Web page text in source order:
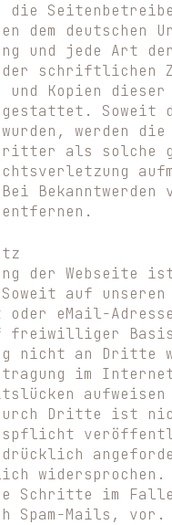
die
dem deutschen
und jede Art
der schriftlichen
und Kopien
gestattet.
werden die
als solche
entfernen.
der Webseite
auf unseren
eMail-
freiwilliger Basis.
nicht an Dritte
im
Dritte ist nicht
Schritte im Falle
Spam-Mails, vor.